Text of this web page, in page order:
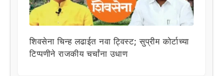
शिवसेना चिन्ह लढाईत नवा ट्विस्ट; सुप्रीम कोर्टाच्या
टिप्पणीने राजकीय चर्चांना उधाण